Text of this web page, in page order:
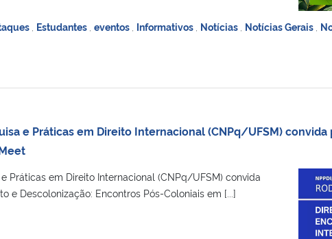
Estudantes eventos Informativos Notícias Notícias Gerais
e Práticas em Direito Internacional (CNPq/UFSM)
Práticas em Direito Internacional (CNPq/UFSM) convida
Descolonização: Encontros Pós-Coloniais em [...]